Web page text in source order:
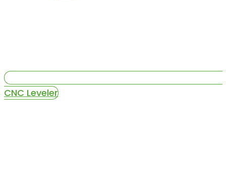
CNC Leveler